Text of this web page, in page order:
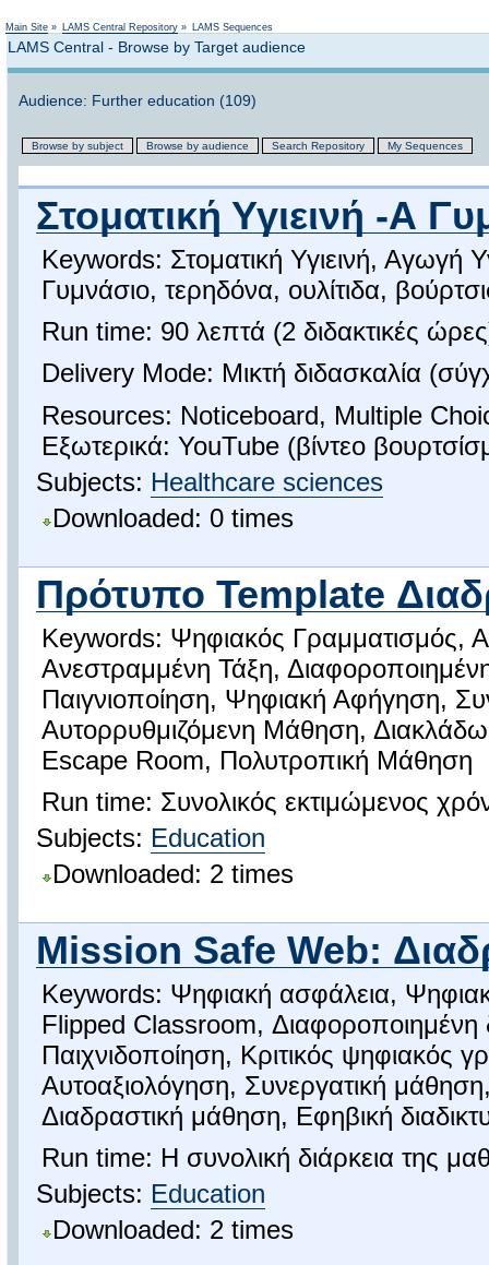
Main Site » LAMS Central Repository » LAMS Sequences
LAMS Central - Browse by Target audience
Audience: Further education (109)
Browse by subject Browse by audience Search Repository My Sequences
Στοματική Υγιεινή -Α
Keywords: Στοματική Υγιεινή, Αγωγή
Γυμνάσιο, τερηδόνα, ουλίτιδα,
Run time: 90 λεπτά (2 διδακτικές
Delivery Mode: Μικτή διδασκαλία
Resources: Noticeboard, Multiple
Εξωτερικά: YouTube (βίντεο
Subjects: Healthcare sciences
Downloaded: 0 times
Πρότυπο Template
Keywords: Ψηφιακός Γραμματισμός,
Ανεστραμμένη Τάξη,
Παιγνιοποίηση, Ψηφιακή Αφήγηση,
Αυτορρυθμιζόμενη Μάθηση,
Escape Room, Πολυτροπική Μάθηση
Run time: Συνολικός εκτιμώμενος
Subjects: Education
Downloaded: 2 times
Mission Safe Web:
Keywords: Ψηφιακή ασφάλεια,
Flipped Classroom,
Παιχνιδοποίηση, Κριτικός
Αυτοαξιολόγηση, Συνεργατική
Διαδραστική μάθηση, Εφηβική
Run time: Η συνολική διάρκεια της
Subjects: Education
Downloaded: 2 times